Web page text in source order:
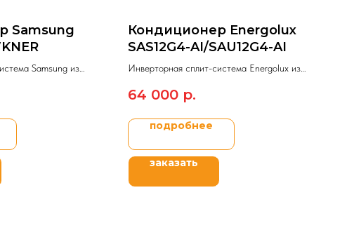
Samsung
Samsung из
Кондиционер Energolux
SAS12G4-AI/SAU12G4-AI
Инверторная сплит-система Energolux из
64 000 р.
подробнее
заказать